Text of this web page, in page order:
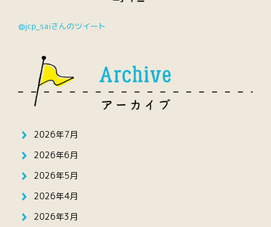
@jcp_saiさんのツイート
2026年7月
2026年6月
2026年5月
2026年4月
2026年3月